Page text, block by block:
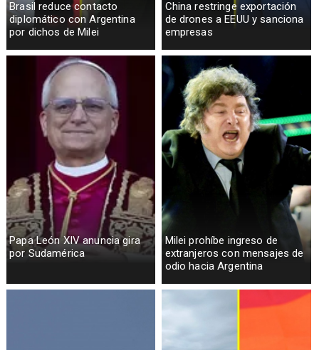
Brasil reduce contacto
diplomático con Argentina
por dichos de Milei
China restringe exportación
de drones a EEUU y sanciona
empresas
Papa León XIV anuncia gira
por Sudamérica
Milei prohíbe ingreso de
extranjeros con mensajes de
odio hacia Argentina